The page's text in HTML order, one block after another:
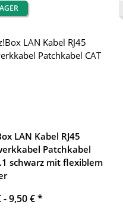
LAN Kabel RJ45
Patchkabel
schwarz mit flexiblem
-9,50 €*